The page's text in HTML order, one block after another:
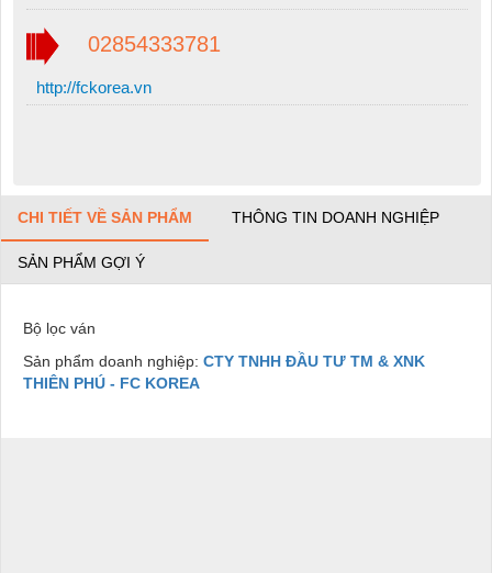
02854333781
http://fckorea.vn
CHI TIẾT VỀ SẢN PHẨM THÔNG TIN DOANH NGHIỆP
SẢN PHẨM GỢI Ý
Bộ lọc ván
Sản phẩm doanh nghiệp: CTY TNHH ĐẦU TƯ TM & XNK
THIÊN PHÚ - FC KOREA